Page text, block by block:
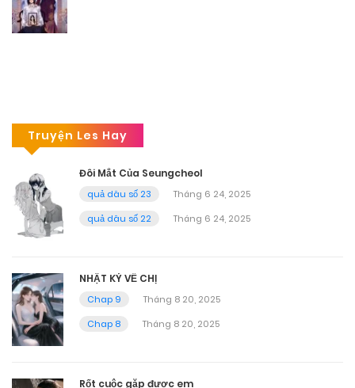
Truyện Les Hay
Đôi Mắt Của Seungcheol
quả dâu số 23
Tháng 6 24, 2025
quả dâu số 22
Tháng 6 24, 2025
NHẬT KÝ VỀ CHỊ
Chap 9
Tháng 8 20, 2025
Chap 8
Tháng 8 20, 2025
Rốt cuộc gặp được em